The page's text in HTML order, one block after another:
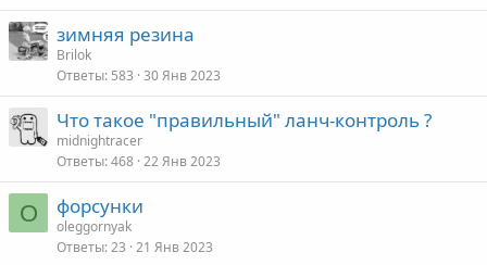
зимняя резина
Brilok
Ответы 583 30 Янв 2023
Что такое "правильный" ланч-контроль ?
midnightracer
Ответы 468 22 Янв 2023
O форсунки
oleggornyak
Ответы 23 21 Янв 2023